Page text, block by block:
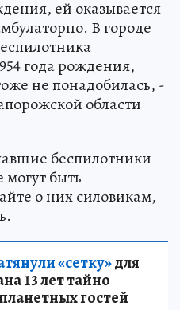
ей оказывается
В городе
года рождения,
не понадобилась, -
области
беспилотники
быть
о них силовикам,
«сетку»для
13 лет тайно
гостей